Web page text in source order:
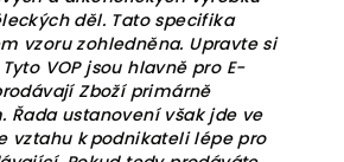
děl. Tato specifika
vzoru zohledněna. Upravte si
VOP jsou hlavně pro E-
Zboží primárně
Řada ustanovení však jde ve
vztahu k podnikateli lépe pro